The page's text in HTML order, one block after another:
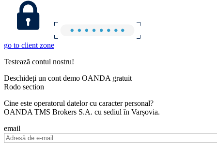
go to client zone
Testează contul nostru!
Deschideți un cont demo OANDA gratuit
Rodo section
Cine este operatorul datelor cu caracter personal?
OANDA TMS Brokers S.A. cu sediul în Varșovia.
email